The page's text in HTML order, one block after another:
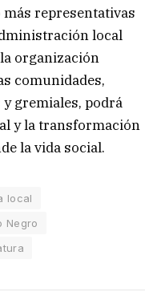
representativas
local
organización
comunidades,
gremiales, podrá
y la transformación
la vida social.
local
Negro